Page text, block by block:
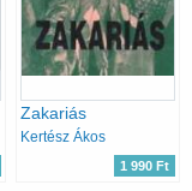
Zakariás
Kertész Ákos
1 990 Ft